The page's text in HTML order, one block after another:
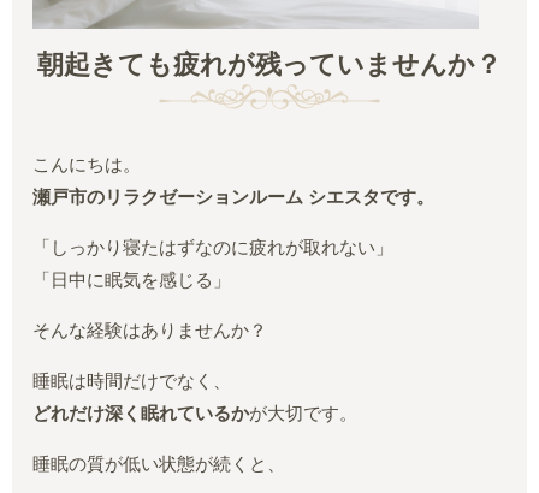
朝起きても疲れが残っていませんか？
こんにちは。
瀬戸市のリラクゼーションルーム シエスタです。
「しっかり寝たはずなのに疲れが取れない」
「日中に眠気を感じる」
そんな経験はありませんか？
睡眠は時間だけでなく、
どれだけ深く眠れているかが大切です。
睡眠の質が低い状態が続くと、